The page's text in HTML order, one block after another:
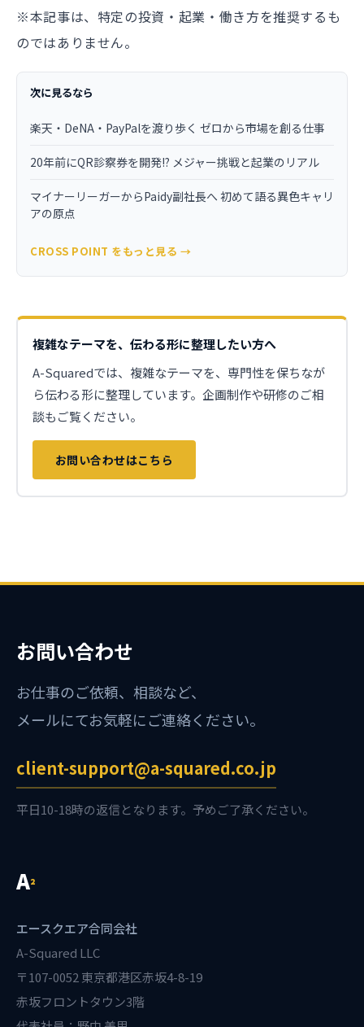
※本記事は、特定の投資・起業・働き方を推奨するも
のではありません。
次に見るなら
楽天・DeNA・PayPalを渡り歩く ゼロから市場を創る仕事
20年前にQR診察券を開発!? メジャー挑戦と起業のリアル
マイナーリーガーからPaidy副社長へ 初めて語る異色キャリ
アの原点
CROSS POINT をもっと見る →
複雑なテーマを、伝わる形に整理したい方へ
A-Squaredでは、複雑なテーマを、専門性を保ちなが
ら伝わる形に整理しています。企画制作や研修のご相
談もご覧ください。
お問い合わせはこちら
お問い合わせ
お仕事のご依頼、相談など、
メールにてお気軽にご連絡ください。
client-support@a-squared.co.jp
平日10-18時の返信となります。予めご了承ください。
A²
エースクエア合同会社
A-Squared LLC
〒107-0052 東京都港区赤坂4-8-19
赤坂フロントタウン3階